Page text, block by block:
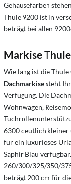
Gehäusefarben
Thule 9200 ist in
beträgt bei allen
Markise
Wie lang ist die
Dachmarkisesteht
Verfügung. Die
Wohnwagen,
6300 deutlich kleiner
für ein luxuriöses
Saphir Blau
260/300/325/350/
beträgt 200 cm für